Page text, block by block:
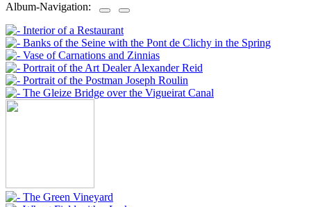
Album-Navigation: